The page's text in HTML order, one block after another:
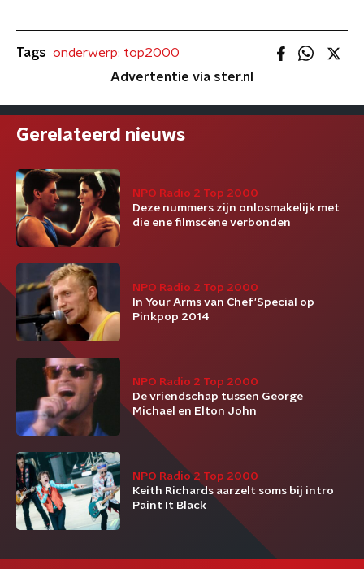
Tags onderwerp: top2000
Advertentie via ster.nl
Gerelateerd nieuws
NPO Radio 2 Top 2000
Deze nummers zijn onlosmakelijk met
die ene filmscène verbonden
NPO Radio 2 Top 2000
In Your Arms van Chef'Special op
Pinkpop 2014
NPO Radio 2 Top 2000
De vriendschap tussen George
Michael en Elton John
NPO Radio 2 Top 2000
Keith Richards aarzelt soms bij intro
Paint It Black